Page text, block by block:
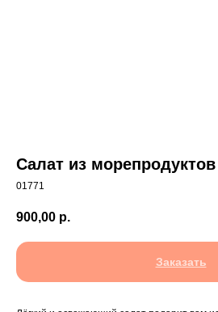
Салат из морепродуктов
01771
900,00 р.
Заказать